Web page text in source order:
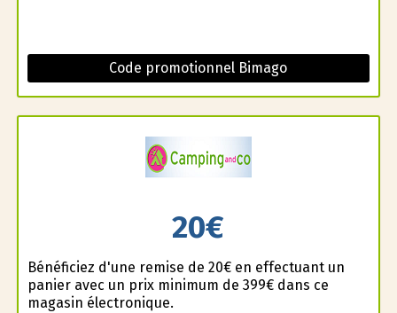
Code promotionnel Bimago
20€
Bénéficiez d'une remise de 20€ en effectuant un
panier avec un prix minimum de 399€ dans ce
magasin électronique.